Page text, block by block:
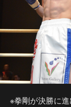
※拳剛が決勝に進